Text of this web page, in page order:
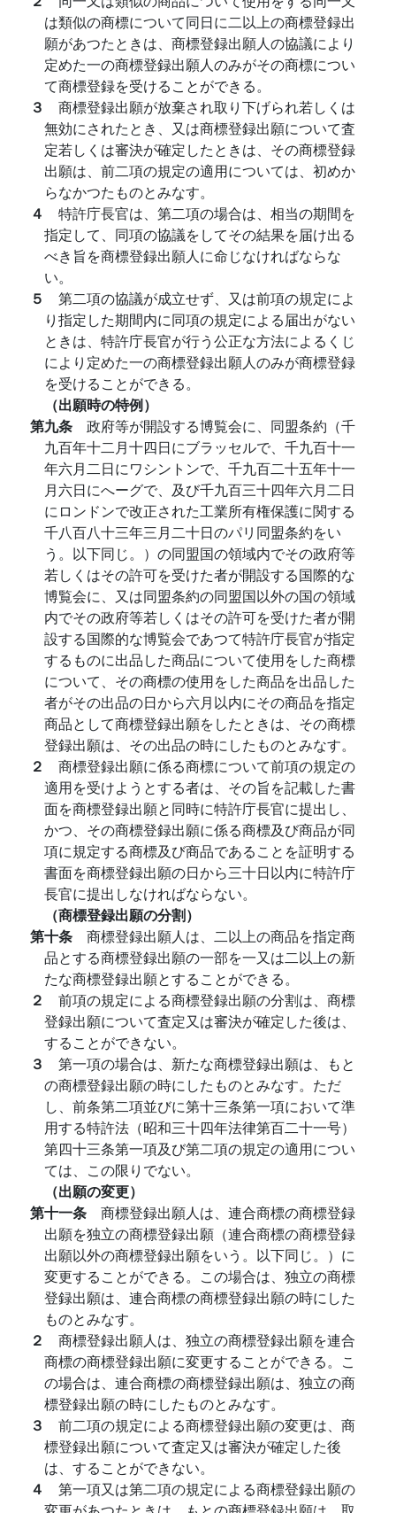
は類似の商標について同日に二以上の商標登録出
願があつたときは、商標登録出願人の協議により
定めた一の商標登録出願人のみがその商標につい
て商標登録を受けることができる。
３ 商標登録出願が放棄され取り下げられ若しくは
無効にされたとき、又は商標登録出願について査
定若しくは審決が確定したときは、その商標登録
出願は、前二項の規定の適用については、初めか
らなかつたものとみなす。
４ 特許庁長官は、第二項の場合は、相当の期間を
指定して、同項の協議をしてその結果を届け出る
べき旨を商標登録出願人に命じなければならな
い。
５ 第二項の協議が成立せず、又は前項の規定によ
り指定した期間内に同項の規定による届出がない
ときは、特許庁長官が行う公正な方法によるくじ
により定めた一の商標登録出願人のみが商標登録
を受けることができる。
（出願時の特例）
第九条 政府等が開設する博覧会に、同盟条約（千
九百年十二月十四日にブラッセルで、千九百十一
年六月二日にワシントンで、千九百二十五年十一
月六日にへーグで、及び千九百三十四年六月二日
にロンドンで改正された工業所有権保護に関する
千八百八十三年三月二十日のパリ同盟条約をい
う。以下同じ。）の同盟国の領域内でその政府等
若しくはその許可を受けた者が開設する国際的な
博覧会に、又は同盟条約の同盟国以外の国の領域
内でその政府等若しくはその許可を受けた者が開
設する国際的な博覧会であつて特許庁長官が指定
するものに出品した商品について使用をした商標
について、その商標の使用をした商品を出品した
者がその出品の日から六月以内にその商品を指定
商品として商標登録出願をしたときは、その商標
登録出願は、その出品の時にしたものとみなす。
２ 商標登録出願に係る商標について前項の規定の
適用を受けようとする者は、その旨を記載した書
面を商標登録出願と同時に特許庁長官に提出し、
かつ、その商標登録出願に係る商標及び商品が同
項に規定する商標及び商品であることを証明する
書面を商標登録出願の日から三十日以内に特許庁
長官に提出しなければならない。
（商標登録出願の分割）
第十条 商標登録出願人は、二以上の商品を指定商
品とする商標登録出願の一部を一又は二以上の新
たな商標登録出願とすることができる。
２ 前項の規定による商標登録出願の分割は、商標
登録出願について査定又は審決が確定した後は、
することができない。
３ 第一項の場合は、新たな商標登録出願は、もと
の商標登録出願の時にしたものとみなす。ただ
し、前条第二項並びに第十三条第一項において準
用する特許法（昭和三十四年法律第百二十一号）
第四十三条第一項及び第二項の規定の適用につい
ては、この限りでない。
（出願の変更）
第十一条 商標登録出願人は、連合商標の商標登録
出願を独立の商標登録出願（連合商標の商標登録
出願以外の商標登録出願をいう。以下同じ。）に
変更することができる。この場合は、独立の商標
登録出願は、連合商標の商標登録出願の時にした
ものとみなす。
２ 商標登録出願人は、独立の商標登録出願を連合
商標の商標登録出願に変更することができる。こ
の場合は、連合商標の商標登録出願は、独立の商
標登録出願の時にしたものとみなす。
３ 前二項の規定による商標登録出願の変更は、商
標登録出願について査定又は審決が確定した後
は、することができない。
４ 第一項又は第二項の規定による商標登録出願の